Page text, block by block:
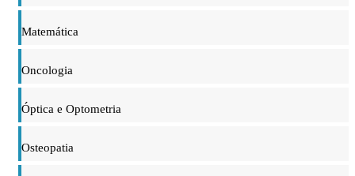
Matemática
Oncologia
Óptica e Optometria
Osteopatia